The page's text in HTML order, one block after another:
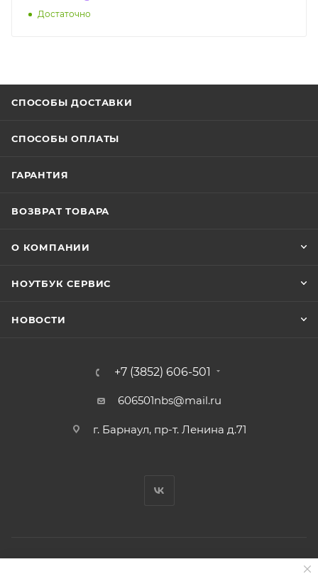
Достаточно
СПОСОБЫ ДОСТАВКИ
СПОСОБЫ ОПЛАТЫ
ГАРАНТИЯ
ВОЗВРАТ ТОВАРА
О КОМПАНИИ
НОУТБУК СЕРВИС
НОВОСТИ
+7 (3852) 606-501
606501nbs@mail.ru
г. Барнаул, пр-т. Ленина д.71